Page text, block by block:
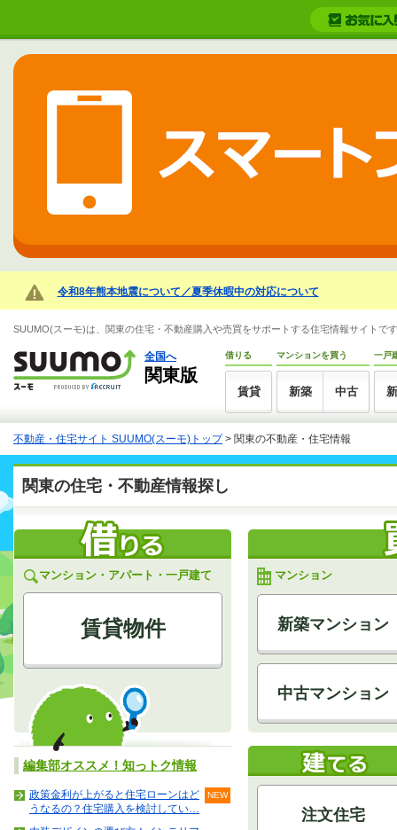
令和8年熊本地震について／夏季休暇中の対応について
SUUMO(スーモ)は、関東の住宅・不動産購入や売買をサポートする住宅情報サイトで
全国へ
関東版
借りる
賃貸
マンションを買う
新築 中古
一戸
不動産・住宅サイト SUUMO(スーモ)トップ> 関東の不動産・住宅情報
関東の住宅・不動産情報探し
マンション・アパート・一戸建て
賃貸物件
マンション
新築マンション
中古マンション
注文住宅
編集部オススメ！知っトク情報
政策金利が上がると住宅ローンはど
うなるの？住宅購入を検討してい…
NEW